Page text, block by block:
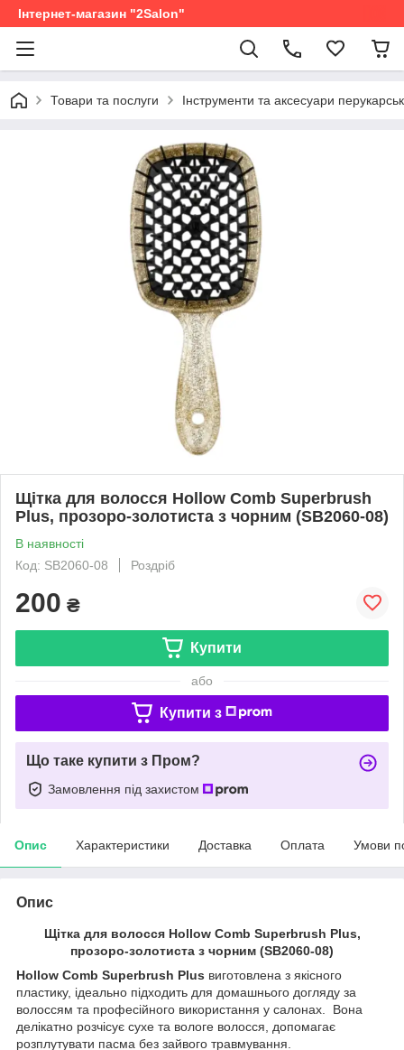
Інтернет-магазин "2Salon"
Товари та послуги Інструменти та аксесуари
Щітка для волосся Hollow Comb Superbrush
Plus, прозоро-золотиста з чорним (SB2060-08)
В наявності
Код: SB2060-08
Роздріб
200 ₴
Купити
або
Купити з
Що таке купити з Пром?
Замовлення під захистом
Опис Характеристики Доставка Оплата Умови
Опис
Щітка для волосся Hollow Comb Superbrush Plus,
прозоро-золотиста з чорним (SB2060-08)
Hollow Comb Superbrush Plus виготовлена з якісного
пластику, ідеально підходить для домашнього догляду за
волоссям та професійного використання у салонах. Вона
делікатно розчісує сухе та вологе волосся, допомагає
розплутувати пасма без зайвого травмування.